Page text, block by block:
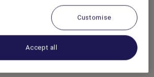
et les personnes
avec une extrême
Pullman sont des lieux de vie où
une atmosphère d’enthousiasme
Customise
Accept all